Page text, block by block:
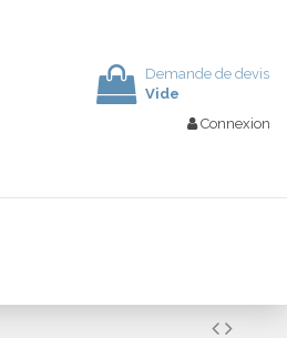
Demande de devis
Vide
Connexion